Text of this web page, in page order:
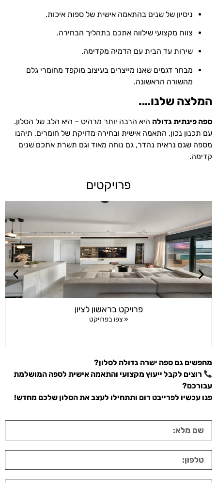
ניסיון של שנים בהתאמה אישית של ספות איכות.
צוות מקצועי שילווה אתכם בתהליך הבחירה.
שירות עד הבית עם הדמיה מקדימה.
מבחר דגמים שאנו מייצרים בעיצוב מוקפד מחומרי גלם
מהשורה הראשונה.
המלצה שלנו….
ספה פינתית גדולה היא הרבה יותר מרהיט – היא הלב של הסלון.
עם תכנון נכון, התאמה אישית ובחירה מדויקת של חומרים, תיהנו
מספה שגם נראית נהדר, גם נוחה מאוד וגם תשרת אתכם שנים
קדימה.
פרויקטים
פרויקט בראשון לציון
צפו בפרויקט »
מחפשים גם ספה ישרה גדולה לסלון?
רוצים לקבל ייעוץ מקצועי והתאמה אישית לספה המושלמת
עבורכם?
פנו עכשיו לפרייבט רום ותתחילו לעצב את הסלון שלכם מחדש!